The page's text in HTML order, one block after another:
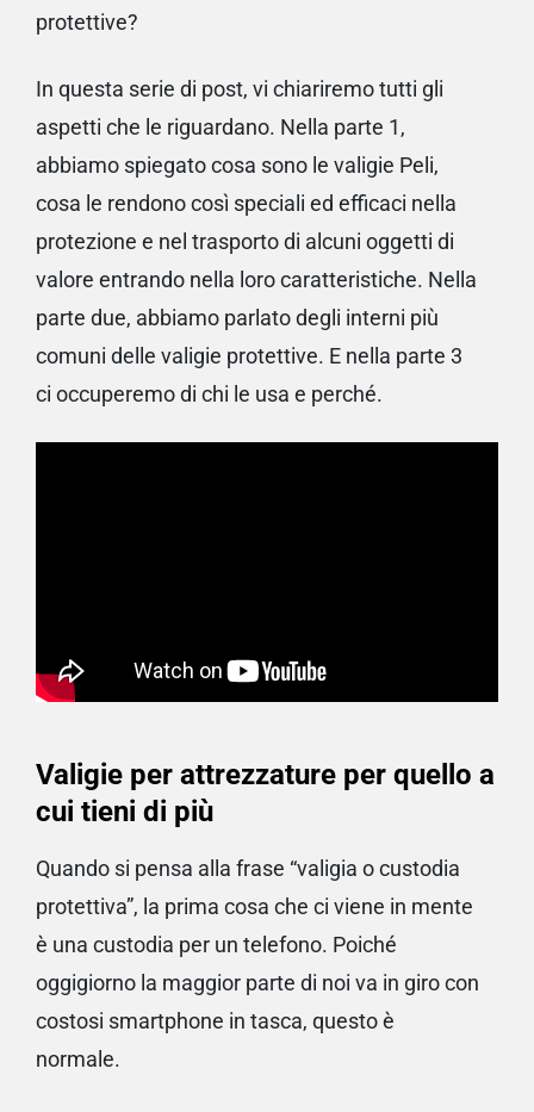
protettive?
In questa serie di post, vi chiariremo tutti gli
aspetti che le riguardano. Nella parte 1,
abbiamo spiegato cosa sono le valigie Peli,
cosa le rendono così speciali ed efficaci nella
protezione e nel trasporto di alcuni oggetti di
valore entrando nella loro caratteristiche. Nella
parte due, abbiamo parlato degli interni più
comuni delle valigie protettive. E nella parte 3
ci occuperemo di chi le usa e perché.
Valigie per attrezzature per quello a
cui tieni di più
Quando si pensa alla frase “valigia o custodia
protettiva”, la prima cosa che ci viene in mente
è una custodia per un telefono. Poiché
oggigiorno la maggior parte di noi va in giro con
costosi smartphone in tasca, questo è
normale.